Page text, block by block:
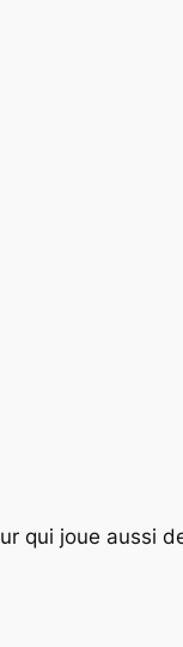
qui joue aussi